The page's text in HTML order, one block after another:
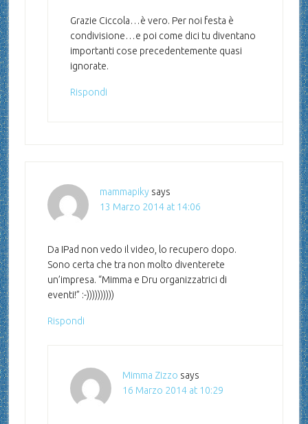
Grazie Ciccola…è vero. Per noi festa è
condivisione…e poi come dici tu diventano
importanti cose precedentemente quasi
ignorate.
Rispondi
mammapiky says
13 Marzo 2014 at 14:06
Da IPad non vedo il video, lo recupero dopo.
Sono certa che tra non molto diventerete
un’impresa. “Mimma e Dru organizzatrici di
eventi!” :-))))))))))
Rispondi
Mimma Zizzo says
16 Marzo 2014 at 10:29